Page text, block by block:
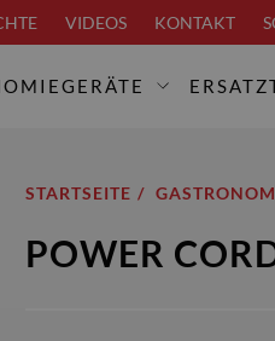
VIDEOS KONTAKT
STARTSEITE
POWER